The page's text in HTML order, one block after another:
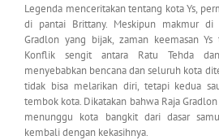
Legenda menceritakan tentang kota Ys,
di pantai Brittany. Meskipun makmur di
Gradlon yang bijak, zaman keemasan Ys
Konflik sengit antara Ratu Tehda
menyebabkan bencana dan seluruh kota
tidak bisa melarikan diri, tetapi kedua
tembok kota. Dikatakan bahwa Raja
menunggu kota bangkit dari dasar
kembali dengan kekasihnya.